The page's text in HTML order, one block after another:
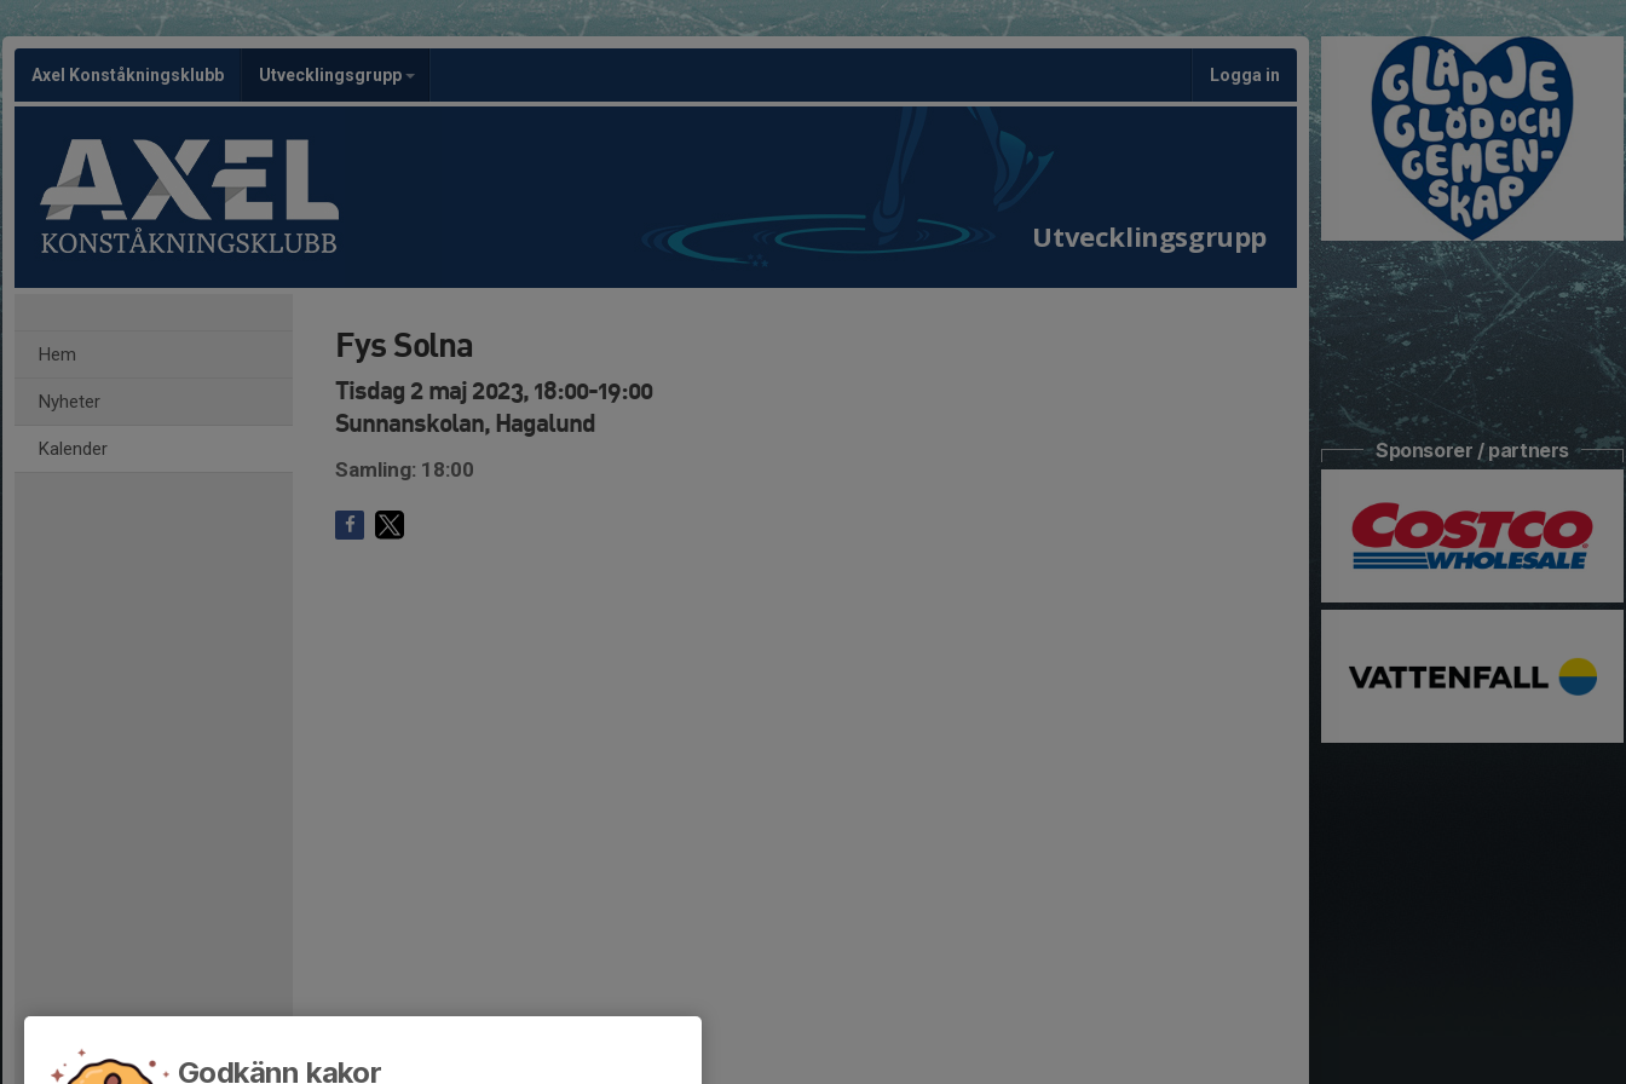
Axel Konståkningsklubb Utvecklingsgrupp Logga in
Utvecklingsgrupp
Hem
Nyheter
Kalender
Fys Solna
Tisdag 2 maj 2023, 18:00-19:00
Sunnanskolan, Hagalund
Samling: 18:00
Sponsorer / partners
Godkänn kakor